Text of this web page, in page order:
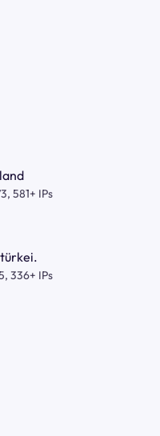
581+ IPs
336+ IPs